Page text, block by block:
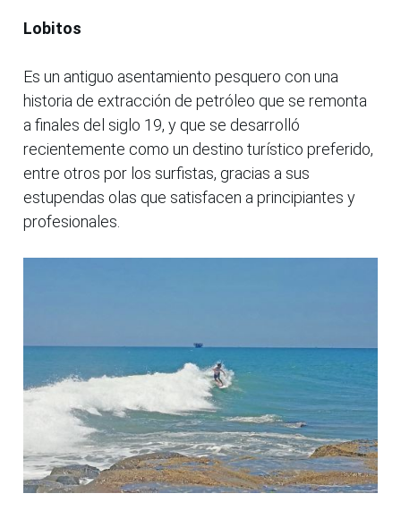
Lobitos
Es un antiguo asentamiento pesquero con una
historia de extracción de petróleo que se remonta
a finales del siglo 19, y que se desarrolló
recientemente como un destino turístico preferido,
entre otros por los surfistas, gracias a sus
estupendas olas que satisfacen a principiantes y
profesionales.